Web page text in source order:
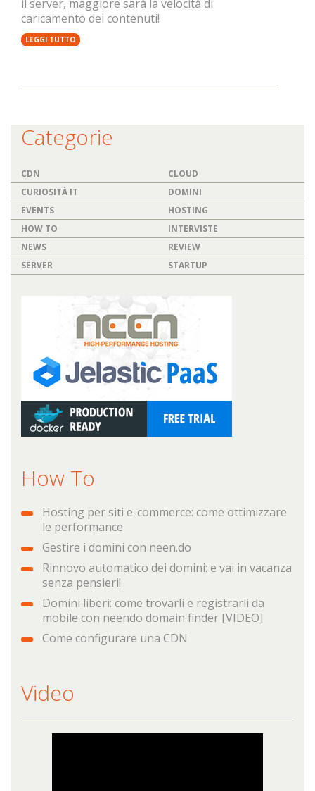
il server, maggiore sarà la velocità di
caricamento dei contenuti!
LEGGI TUTTO
Categorie
CDN
CLOUD
CURIOSITÀ IT
DOMINI
EVENTS
HOSTING
HOW TO
INTERVISTE
NEWS
REVIEW
SERVER
STARTUP
How To
Hosting per siti e-commerce: come ottimizzare
le performance
Gestire i domini con neen.do
Rinnovo automatico dei domini: e vai in vacanza
senza pensieri!
Domini liberi: come trovarli e registrarli da
mobile con neendo domain finder [VIDEO]
Come configurare una CDN
Video